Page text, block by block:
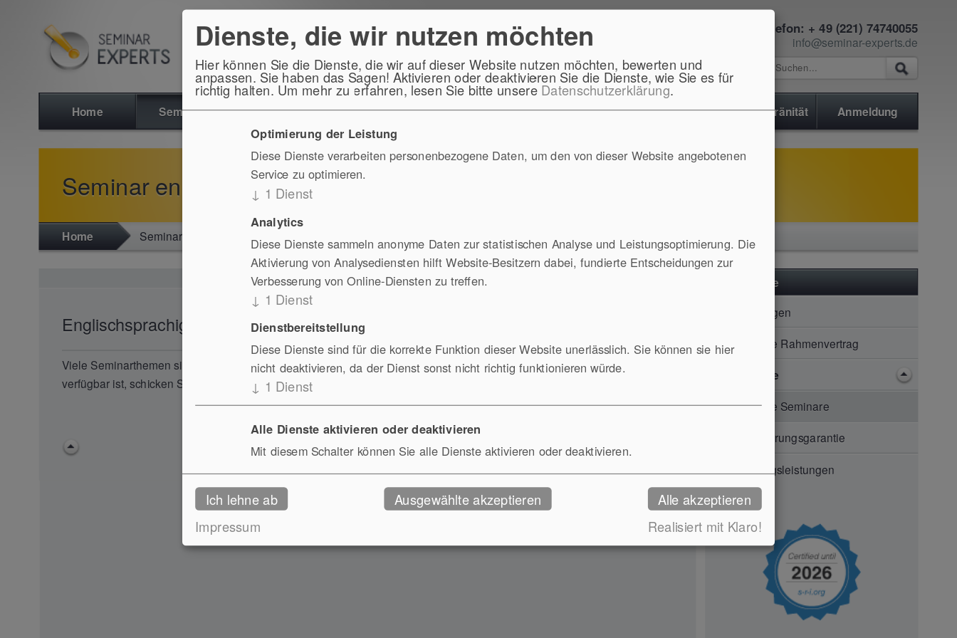
Telefon: + 49 (221) 74740055
info@seminar-experts.de
Home Seminare Inhaus Workshop Standorte Referenzen Service D. Souveränität Anmeldung
Seminar englische Seminare
Home Seminare
Englischsprachige Seminare
Viele Seminarthemen sind in Englisch verfügbar. Um zu erfahren, ob Ihr Seminarthema auch in englischer Sprache
verfügbar ist, schicken Sie uns einfach eine Email:
Seminare
Erfahrungen
Seminare Rahmenvertrag
Seminare
englische Seminare
Durchführungsgarantie
Schulungsleistungen
Dienste, die wir nutzen möchten
Hier können Sie die Dienste, die wir auf dieser Website nutzen möchten, bewerten und
anpassen. Sie haben das Sagen! Aktivieren oder deaktivieren Sie die Dienste, wie Sie es für
richtig halten. Um mehr zu erfahren, lesen Sie bitte unsere Datenschutzerklärung.
Optimierung der Leistung
Diese Dienste verarbeiten personenbezogene Daten, um den von dieser Website angebotenen
Service zu optimieren.
↓ 1 Dienst
Analytics
Diese Dienste sammeln anonyme Daten zur statistischen Analyse und Leistungsoptimierung. Die
Aktivierung von Analysediensten hilft Website-Besitzern dabei, fundierte Entscheidungen zur
Verbesserung von Online-Diensten zu treffen.
↓ 1 Dienst
Dienstbereitstellung
Diese Dienste sind für die korrekte Funktion dieser Website unerlässlich. Sie können sie hier
nicht deaktivieren, da der Dienst sonst nicht richtig funktionieren würde.
↓ 1 Dienst
Alle Dienste aktivieren oder deaktivieren
Mit diesem Schalter können Sie alle Dienste aktivieren oder deaktivieren.
Ich lehne ab Ausgewählte akzeptieren
Alle akzeptieren
Impressum
Realisiert mit Klaro!